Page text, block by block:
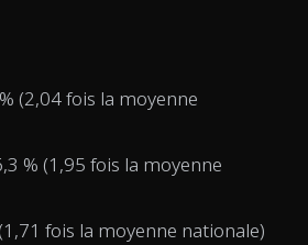
(2,04 fois la moyenne
% (1,95 fois la moyenne
fois la moyenne nationale)